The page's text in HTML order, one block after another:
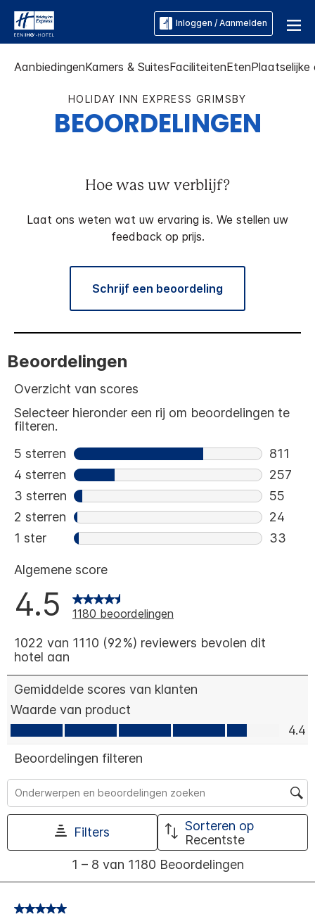
Inloggen / Aanmelden
AanbiedingenKamers & SuitesFaciliteitenEtenPlaatselijke
HOLIDAY INN EXPRESS GRIMSBY
BEOORDELINGEN
Hoe was uw verblijf?
Laat ons weten wat uw ervaring is. We stellen uw
feedback op prijs.
Schrijf een beoordeling